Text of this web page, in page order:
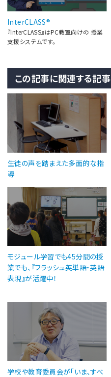
InterCLASS®
『InterCLASS』はPC教室向けの 授業
支援システムです。
この記事に関連する記事
生徒の声を踏まえた多面的な指
導
モジュール学習でも45分間の授
業でも、『フラッシュ英単語・英語
表現』が活躍中！
学校や教育委員会が「いま、すべ